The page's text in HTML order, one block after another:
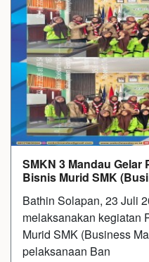
SMKN 3 Mandau Gelar
Bisnis Murid SMK
Bathin Solapan, 23 Juli
melaksanakan kegiatan
Murid SMK (Business
pelaksanaan Ban